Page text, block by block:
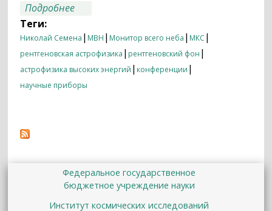
Подробнее
поставлен эксперимент по изучению
космического рентгеновского фона
Теги:
Николай Семена | МВН | Монитор всего неба | МКС |
рентгеновская астрофизика | рентгеновский фон |
астрофизика высоких энергий | конференции |
научные приборы
Федеральное государственное
бюджетное учреждение науки
Институт космических исследований